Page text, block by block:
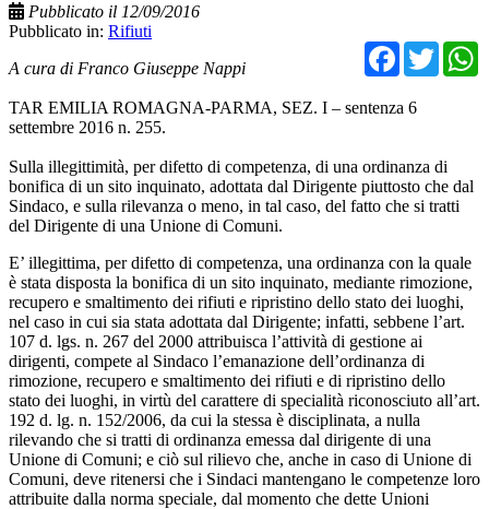
Pubblicato il 12/09/2016
Pubblicato in: Rifiuti
A cura di Franco Giuseppe Nappi
TAR EMILIA ROMAGNA-PARMA, SEZ. I – sentenza 6
settembre 2016 n. 255.
Sulla illegittimità, per difetto di competenza, di una ordinanza di
bonifica di un sito inquinato, adottata dal Dirigente piuttosto che dal
Sindaco, e sulla rilevanza o meno, in tal caso, del fatto che si tratti
del Dirigente di una Unione di Comuni.
E’ illegittima, per difetto di competenza, una ordinanza con la quale
è stata disposta la bonifica di un sito inquinato, mediante rimozione,
recupero e smaltimento dei rifiuti e ripristino dello stato dei luoghi,
nel caso in cui sia stata adottata dal Dirigente; infatti, sebbene l’art.
107 d. lgs. n. 267 del 2000 attribuisca l’attività di gestione ai
dirigenti, compete al Sindaco l’emanazione dell’ordinanza di
rimozione, recupero e smaltimento dei rifiuti e di ripristino dello
stato dei luoghi, in virtù del carattere di specialità riconosciuto all’art.
192 d. lg. n. 152/2006, da cui la stessa è disciplinata, a nulla
rilevando che si tratti di ordinanza emessa dal dirigente di una
Unione di Comuni; e ciò sul rilievo che, anche in caso di Unione di
Comuni, deve ritenersi che i Sindaci mantengano le competenze loro
attribuite dalla norma speciale, dal momento che dette Unioni